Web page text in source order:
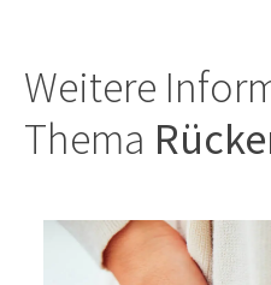
Weitere
Thema